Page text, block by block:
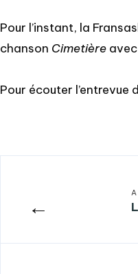
Pour l’instant, la
chanson Cimetière
Pour écouter l’entrevue
←